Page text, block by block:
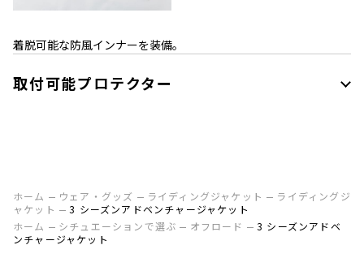
着脱可能な防風インナーを装備。
取付可能プロテクター
ホーム ウェア・グッズ ライディングジャケット
ライディングジ
ャケット
3 シーズンアドベンチャージャケット
ホーム
シチュエーションで選ぶ オフロード
3 シーズンアドベ
ンチャージャケット